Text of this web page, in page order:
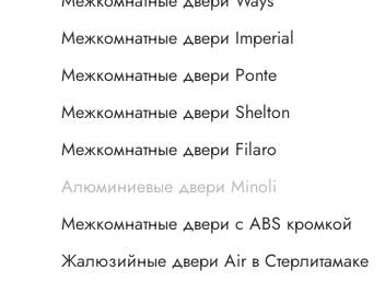
Межкомнатные двери Imperial
Межкомнатные двери Ponte
Межкомнатные двери Shelton
Межкомнатные двери Filaro
Алюминиевые двери Minoli
Межкомнатные двери с ABS кромкой
Жалюзийные двери Air в Стерлитамаке